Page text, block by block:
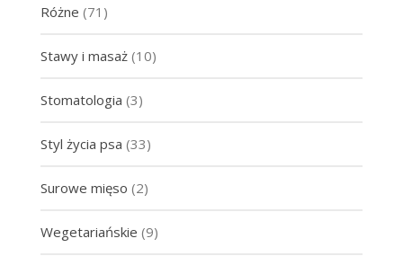
Różne (71)
Stawy i masaż(10)
Stomatologia (3)
Styl życia psa (33)
Surowe mięso (2)
Wegetariańskie (9)